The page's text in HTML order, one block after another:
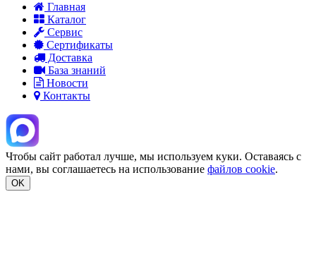
Главная
Каталог
Сервис
Сертификаты
Доставка
База знаний
Новости
Контакты
Чтобы сайт работал лучше, мы используем куки. Оставаясь с
нами, вы соглашаетесь на использование файлов cookie.
OK